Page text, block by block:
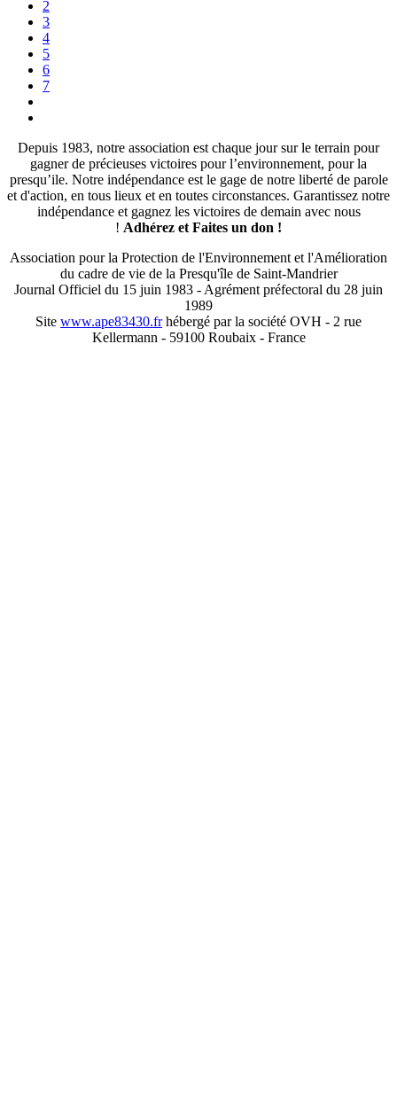
2
3
4
5
6
7
Depuis 1983, notre association est chaque jour sur le terrain pour
gagner de précieuses victoires pour l’environnement, pour la
presqu’ile. Notre indépendance est le gage de notre liberté de parole
et d'action, en tous lieux et en toutes circonstances. Garantissez notre
indépendance et gagnez les victoires de demain avec nous
! Adhérez et Faites un don !
Association pour la Protection de l'Environnement et l'Amélioration
du cadre de vie de la Presqu'île de Saint-Mandrier
Journal Officiel du 15 juin 1983 - Agrément préfectoral du 28 juin
1989
Site www.ape83430.frhébergé par la société OVH - 2 rue
Kellermann - 59100 Roubaix - France